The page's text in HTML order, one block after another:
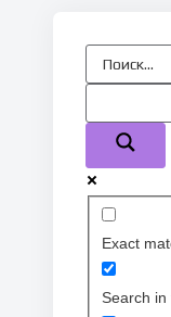
Exact
Search in